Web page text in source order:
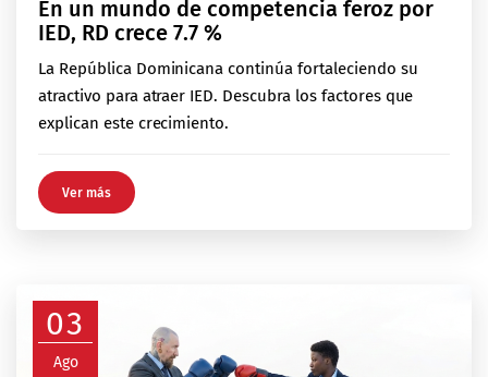
En un mundo de competencia feroz por
IED, RD crece 7.7 %
La República Dominicana continúa fortaleciendo su
atractivo para atraer IED. Descubra los factores que
explican este crecimiento.
Ver más
03
Ago